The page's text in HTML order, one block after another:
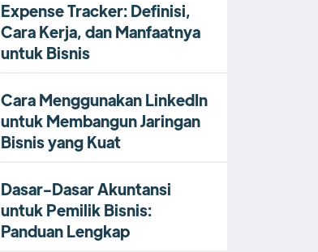
Expense Tracker: Definisi,
Cara Kerja, dan Manfaatnya
untuk Bisnis
Cara Menggunakan LinkedIn
untuk Membangun Jaringan
Bisnis yang Kuat
Dasar-Dasar Akuntansi
untuk Pemilik Bisnis:
Panduan Lengkap